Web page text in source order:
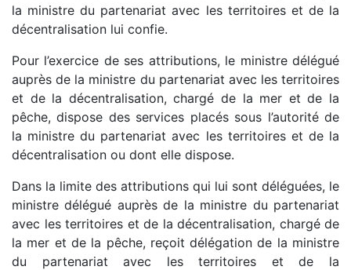
la ministre du partenariat avec les territoires et de la
décentralisation lui confie.
Pour l’exercice de ses attributions, le ministre délégué
auprès de la ministre du partenariat avec les territoires
et de la décentralisation, chargé de la mer et de la
pêche, dispose des services placés sous l’autorité de
la ministre du partenariat avec les territoires et de la
décentralisation ou dont elle dispose.
Dans la limite des attributions qui lui sont déléguées, le
ministre délégué auprès de la ministre du partenariat
avec les territoires et de la décentralisation, chargé de
la mer et de la pêche, reçoit délégation de la ministre
du partenariat avec les territoires et de la